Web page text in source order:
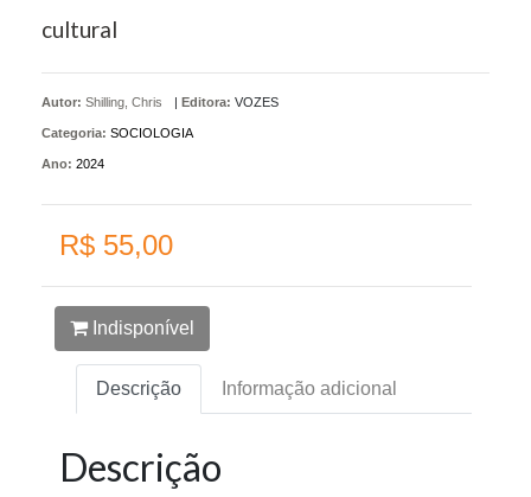
cultural
Autor: Shilling, Chris | Editora: VOZES
Categoria: SOCIOLOGIA
Ano: 2024
R$ 55,00
Indisponível
Descrição Informação adicional
Descrição